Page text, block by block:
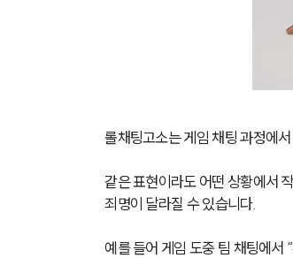
롤채팅고소는 게임 채팅 과정에
같은 표현이라도 어떤 상황에서
죄명이 달라질 수 있습니다.
예를 들어 게임 도중 팀 채팅에서